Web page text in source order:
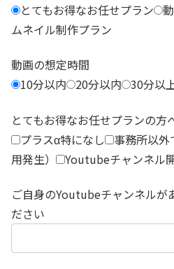
とてもお得なお任せプラン
ムネイル制作プラン
動画の想定時間
10分以内
20分以内 30分以
とてもお得なお任せプランの方
プラスα特になし
事務所以
用発生）
Youtubeチャンネル
ご自身のYoutubeチャンネルが
ださい